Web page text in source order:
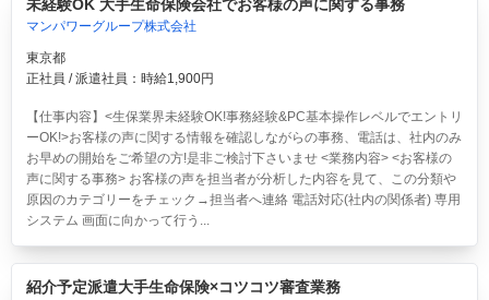
未経験OK 大手生命保険会社でお客様の声に関する事務
マンパワーグループ株式会社
東京都
正社員 / 派遣社員：時給1,900円
【仕事内容】<生保業界未経験OK!事務経験&PC基本操作レベルでエントリ
ーOK!>お客様の声に関する情報を確認しながらの事務、電話は、社内のみ
お早めの開始をご希望の方!是非ご検討下さいませ <業務内容> <お客様の
声に関する事務> お客様の声を担当者が分析した内容を見て、この分類や
原因のカテゴリーをチェック→担当者へ連絡 電話対応(社内の関係者) 専用
システム 画面に向かって行う...
紹介予定派遣大手生命保険×コツコツ審査業務